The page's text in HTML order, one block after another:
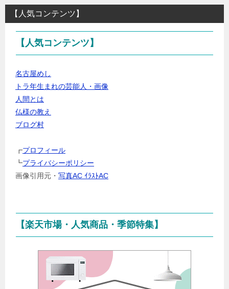
る
カ
テ
リ
ー・
ル
択
【人気コンテンツ】
【人気コンテンツ】
名古屋めし
トラ年生まれの芸能人・画像
人間とは
仏様の教え
ブログ村
┏プロフィール
┗プライバシーポリシー
画像引用元・ 写真AC ｲﾗｽﾄAC
【楽天市場・人気商品・季節特集】